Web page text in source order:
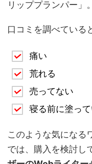
リッププランパー」。
口コミを調べている
痛い
荒れる
売ってない
寝る前に塗って
このような気になる
では、購入を検討し